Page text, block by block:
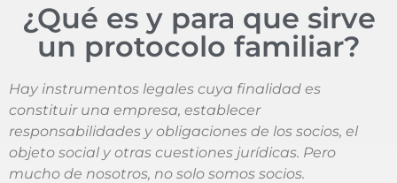
¿Qué es y para que sirve
un protocolo familiar?
Hay instrumentos legales cuya finalidad es
constituir una empresa, establecer
responsabilidades y obligaciones de los socios, el
objeto social y otras cuestiones jurídicas. Pero
mucho de nosotros, no solo somos socios.